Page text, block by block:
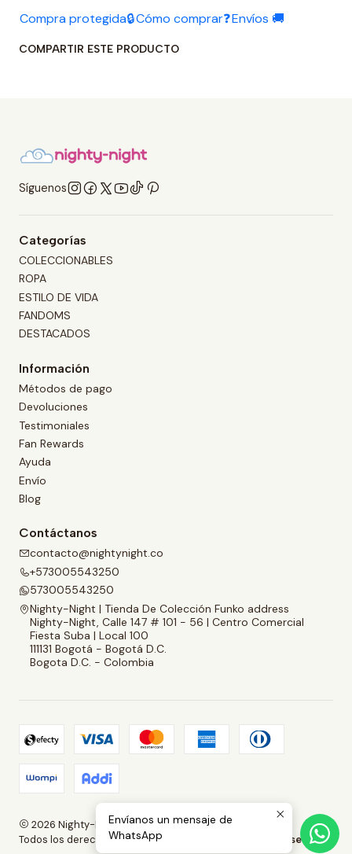
Compra protegida🔒Cómo comprar❓Envíos 🚚
COMPARTIR ESTE PRODUCTO
Síguenos
Categorías
COLECCIONABLES
ROPA
ESTILO DE VIDA
FANDOMS
DESTACADOS
Información
Métodos de pago
Devoluciones
Testimoniales
Fan Rewards
Ayuda
Envío
Blog
Contáctanos
contacto@nightynight.co
+573005543250
573005543250
Nighty-Night | Tienda De Colección Funko address
Nighty-Night, Calle 147 # 101 - 56 | Centro Comercial
Fiesta Suba | Local 100
111131 Bogotá - Bogotá D.C.
Bogota D.C. - Colombia
2026 Nighty-Night | Tienda De Colección Funko.
Todos los derechos reservados.
Desarrollado por Jumpseller.
Envíanos un mensaje de
WhatsApp